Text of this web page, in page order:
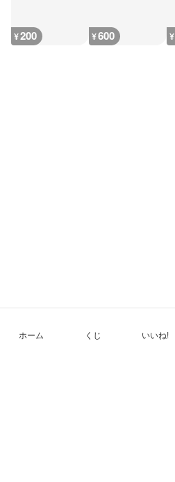
¥200 ¥600 ¥
ホーム くじ いいね!